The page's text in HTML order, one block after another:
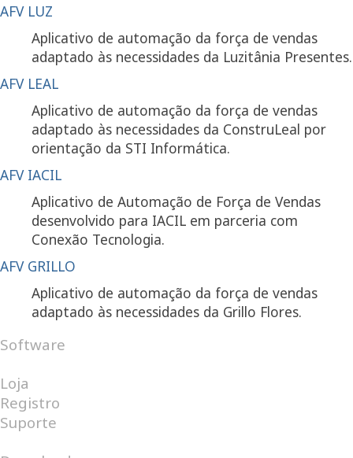
AFV LUZ
Aplicativo de automação da força de vendas
adaptado às necessidades da Luzitânia Presentes.
AFV LEAL
Aplicativo de automação da força de vendas
adaptado às necessidades da ConstruLeal por
orientação da STI Informática.
AFV IACIL
Aplicativo de Automação de Força de Vendas
desenvolvido para IACIL em parceria com
Conexão Tecnologia.
AFV GRILLO
Aplicativo de automação da força de vendas
adaptado às necessidades da Grillo Flores.
Software
Loja
Registro
Suporte